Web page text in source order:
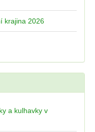
krajina 2026
a kulhavky v